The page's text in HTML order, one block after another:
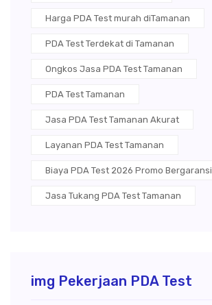
Harga PDA Test murah diTamanan
PDA Test Terdekat di Tamanan
Ongkos Jasa PDA Test Tamanan
PDA Test Tamanan
Jasa PDA Test Tamanan Akurat
Layanan PDA Test Tamanan
Biaya PDA Test 2026 Promo Bergaransi
Jasa Tukang PDA Test Tamanan
img Pekerjaan PDA Test